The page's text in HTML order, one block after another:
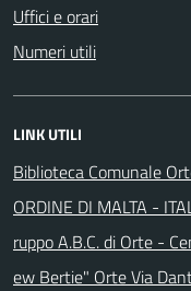
Uffici e orari
Numeri utili
LINK UTILI
Biblioteca Comunale
ORDINE DI MALTA -
ruppo A.B.C. di Orte -
ew Bertie" Orte Via